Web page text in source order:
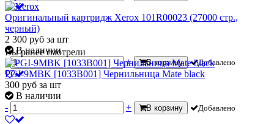
Оригинальный картридж Xerox 101R00023 (27000 стр.,
черный)
2 300 руб за шт
В наличии
-
+ В корзину Добавлено
Вы ранее смотрели
PGI-9MBK [1033B001] Чернильница Mate black
300 руб за шт
В наличии
-
+ В корзину Добавлено